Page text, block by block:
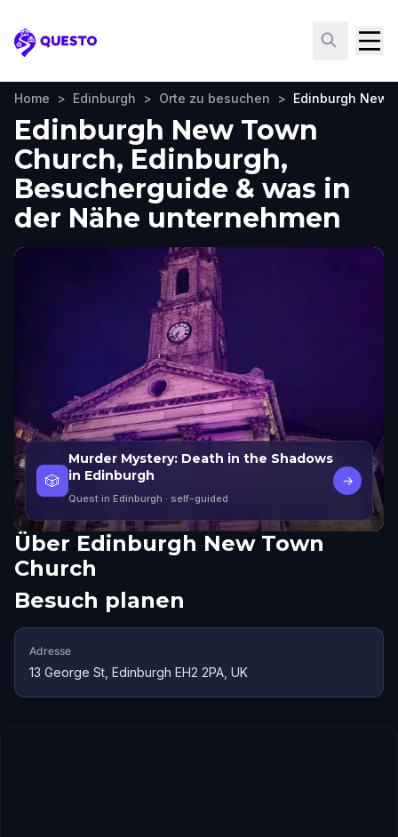
Questo
Home > Edinburgh > Orte zu besuchen > Edinburgh New
Edinburgh New Town
Church, Edinburgh,
Besucherguide & was in
der Nähe unternehmen
🎲
Murder Mystery: Death in the Shadows
in Edinburgh
Quest in Edinburgh · self-guided
→
Über Edinburgh New Town
Church
Besuch planen
Adresse
13 George St, Edinburgh EH2 2PA, UK